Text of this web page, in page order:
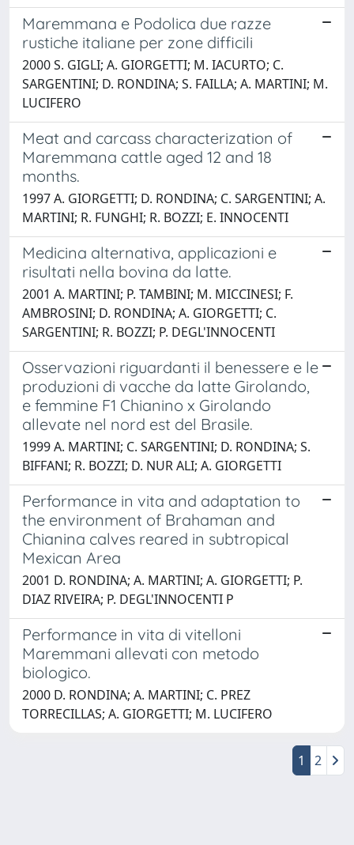
Maremmana e Podolica due razze
rustiche italiane per zone difficili
2000 S. GIGLI; A. GIORGETTI; M. IACURTO; C.
SARGENTINI; D. RONDINA; S. FAILLA; A. MARTINI; M.
LUCIFERO
Meat and carcass characterization of
Maremmana cattle aged 12 and 18
months.
1997 A. GIORGETTI; D. RONDINA; C. SARGENTINI; A.
MARTINI; R. FUNGHI; R. BOZZI; E. INNOCENTI
Medicina alternativa, applicazioni e
risultati nella bovina da latte.
2001 A. MARTINI; P. TAMBINI; M. MICCINESI; F.
AMBROSINI; D. RONDINA; A. GIORGETTI; C.
SARGENTINI; R. BOZZI; P. DEGL'INNOCENTI
Osservazioni riguardanti il benessere e le
produzioni di vacche da latte Girolando,
e femmine F1 Chianino x Girolando
allevate nel nord est del Brasile.
1999 A. MARTINI; C. SARGENTINI; D. RONDINA; S.
BIFFANI; R. BOZZI; D. NUR ALI; A. GIORGETTI
Performance in vita and adaptation to
the environment of Brahaman and
Chianina calves reared in subtropical
Mexican Area
2001 D. RONDINA; A. MARTINI; A. GIORGETTI; P.
DIAZ RIVEIRA; P. DEGL'INNOCENTI P
Performance in vita di vitelloni
Maremmani allevati con metodo
biologico.
2000 D. RONDINA; A. MARTINI; C. PREZ
TORRECILLAS; A. GIORGETTI; M. LUCIFERO
1 2